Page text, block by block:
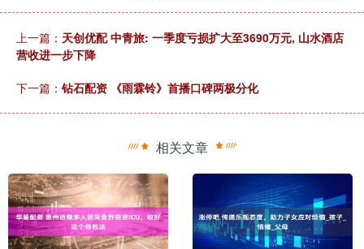
上一篇： 天创优配 中青旅: 一季度亏损扩大至3690万元, 山水酒店
营收进一步下降
下一篇： 钻石配资 《雨霖铃》首播口碑两极分化
相关文章